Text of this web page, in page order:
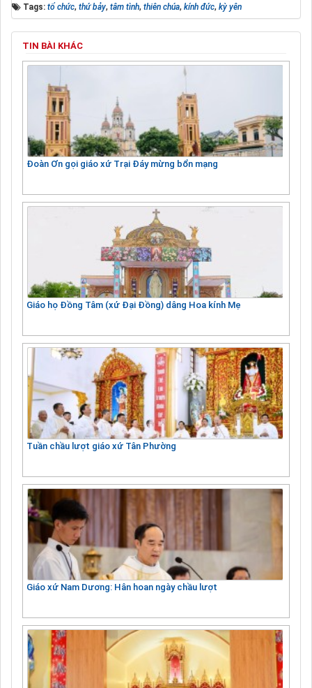
Tags: tổ chức, thứ bảy, tâm tình, thiên chúa, kính đức, kỳ yên
TIN BÀI KHÁC
Đoàn Ơn gọi giáo xứ Trại Đáy mừng bổn mạng
Giáo họ Đồng Tâm (xứ Đại Đồng) dâng Hoa kính Mẹ
Tuần chầu lượt giáo xứ Tân Phường
Giáo xứ Nam Dương: Hân hoan ngày chầu lượt